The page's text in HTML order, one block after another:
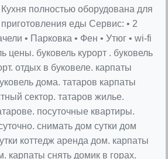
полностью оборудована для
еды Сервис: • 2
• Парковка • Фен • Утюг • wi-fi
цены. буковель курорт . буковель
отдых в буковеле. карпаты
дома. татаров карпаты
сектор. татаров жилье.
посуточные квартиры.
снимать дом сутки дом
коттедж аренда дом. карпаты
карпаты снять домик в горах.